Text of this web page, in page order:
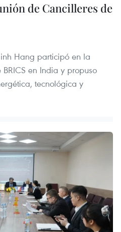
de Cancilleres de
Hang participó en la
en India y propuso
tecnológica y